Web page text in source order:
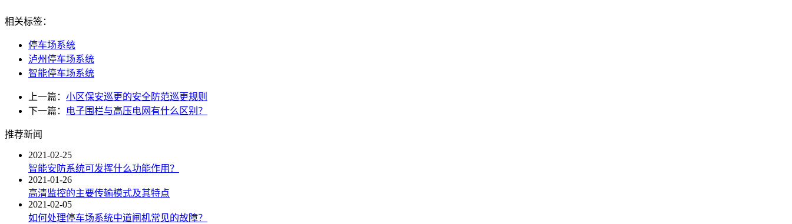
相关标签：
停车场系统
泸州停车场系统
智能停车场系统
上一篇： 小区保安巡更的安全防范巡更规则
下一篇：
电子围栏与高压电网有什么区别？
推荐新闻
2021-02-25
智能安防系统可发挥什么功能作用？
2021-01-26
高清监控的主要传输模式及其特点
2021-02-05
如何处理停车场系统中道闸机常见的故障？